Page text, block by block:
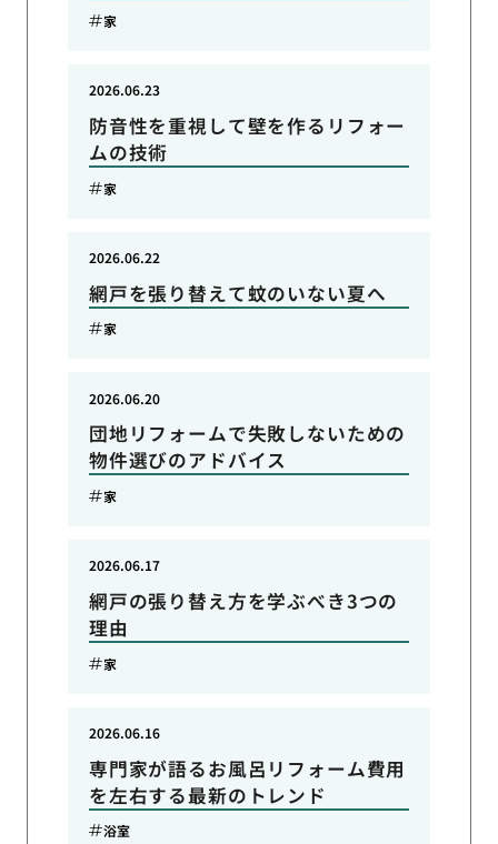
家
防音性を重視して壁を作るリフォー
ムの技術
2026.06.23
家
網戸を張り替えて蚊のいない夏へ
2026.06.22
家
団地リフォームで失敗しないための
物件選びのアドバイス
2026.06.20
家
網戸の張り替え方を学ぶべき3つの
理由
2026.06.17
家
専門家が語るお風呂リフォーム費用
を左右する最新のトレンド
2026.06.16
浴室